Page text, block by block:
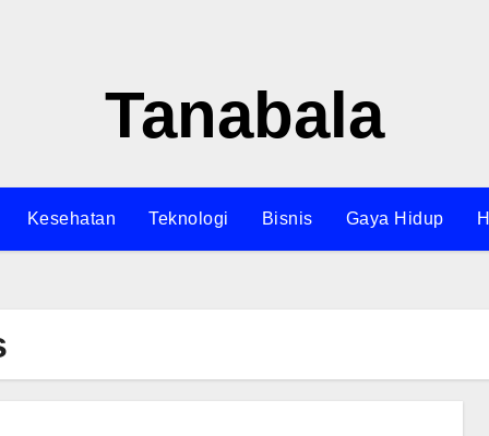
Tanabala
Kesehatan Teknologi Bisnis Gaya Hidup